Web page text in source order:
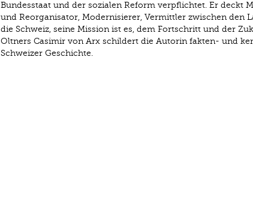
Bundesstaat und der sozialen Reform verpflichtet. Er deckt
und Reorganisator, Modernisierer, Vermittler zwischen den
die Schweiz, seine Mission ist es, dem Fortschritt und der
Oltners Casimir von Arx schildert die Autorin fakten- und
Schweizer Geschichte.